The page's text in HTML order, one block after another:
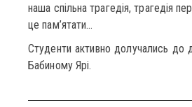
наша спільна трагедія, трагедія
це пам’ятати…
Студенти активно долучались до
Бабиному Ярі.